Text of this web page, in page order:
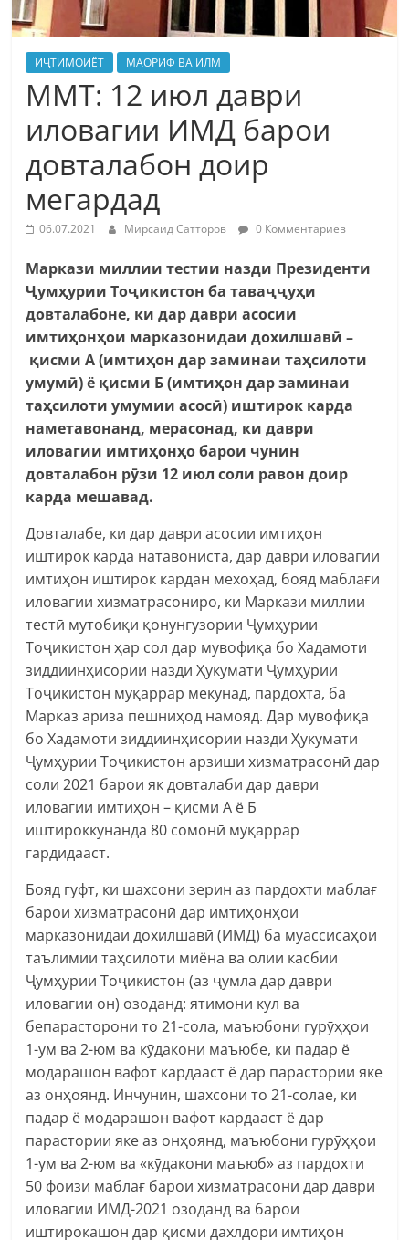
ИҶТИМОИЁТ МАОРИФ ВА ИЛМ
ММТ: 12 июл даври
иловагии ИМД барои
довталабон доир
мегардад
06.07.2021 Мирсаид Сатторов 0 Комментариев
Маркази миллии тестии назди Президенти
Ҷумҳурии Тоҷикистон ба таваҷҷуҳи
довталабоне, ки дар даври асосии
имтиҳонҳои марказонидаи дохилшавӣ –
қисми А (имтиҳон дар заминаи таҳсилоти
умумӣ) ё қисми Б (имтиҳон дар заминаи
таҳсилоти умумии асосӣ) иштирок карда
наметавонанд, мерасонад, ки даври
иловагии имтиҳонҳо барои чунин
довталабон рӯзи 12 июл соли равон доир
карда мешавад.
Довталабе, ки дар даври асосии имтиҳон
иштирок карда натавониста, дар даври иловагии
имтиҳон иштирок кардан мехоҳад, бояд маблағи
иловагии хизматрасониро, ки Маркази миллии
тестӣ мутобиқи қонунгузории Ҷумҳурии
Тоҷикистон ҳар сол дар мувофиқа бо Хадамоти
зиддиинҳисории назди Ҳукумати Ҷумҳурии
Тоҷикистон муқаррар мекунад, пардохта, ба
Марказ ариза пешниҳод намояд. Дар мувофиқа
бо Хадамоти зиддиинҳисории назди Ҳукумати
Ҷумҳурии Тоҷикистон арзиши хизматрасонӣ дар
соли 2021 барои як довталаби дар даври
иловагии имтиҳон – қисми А ё Б
иштироккунанда 80 сомонӣ муқаррар
гардидааст.
Бояд гуфт, ки шахсони зерин аз пардохти маблағ
барои хизматрасонӣ дар имтиҳонҳои
марказонидаи дохилшавӣ (ИМД) ба муассисаҳои
таълимии таҳсилоти миёна ва олии касбии
Ҷумҳурии Тоҷикистон (аз ҷумла дар даври
иловагии он) озоданд: ятимони кул ва
бепарасторони то 21-сола, маъюбони гурӯҳҳои
1-ум ва 2-юм ва кӯдакони маъюбе, ки падар ё
модарашон вафот кардааст ё дар парастории яке
аз онҳоянд. Инчунин, шахсони то 21-солае, ки
падар ё модарашон вафот кардааст ё дар
парастории яке аз онҳоянд, маъюбони гурӯҳҳои
1-ум ва 2-юм ва «кӯдакони маъюб» аз пардохти
50 фоизи маблағ барои хизматрасонӣ дар даври
иловагии ИМД-2021 озоданд ва барои
иштирокашон дар қисми дахлдори имтиҳон